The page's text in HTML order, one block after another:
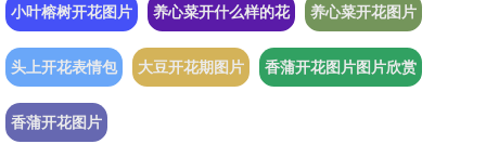
小叶榕树开花图片 养心菜开什么样的花 养心菜开花图片
头上开花表情包 大豆开花期图片 香蒲开花图片图片欣赏
香蒲开花图片